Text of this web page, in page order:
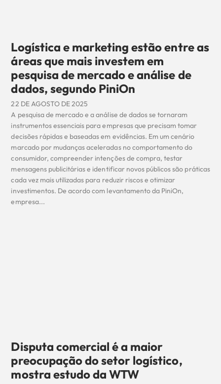
Logística e marketing estão entre as
áreas que mais investem em
pesquisa de mercado e análise de
dados, segundo PiniOn
22 DE AGOSTO DE 2025
A pesquisa de mercado e a análise de dados se tornaram
instrumentos essenciais para empresas que precisam tomar
decisões rápidas e baseadas em evidências. Em um cenário
marcado por mudanças aceleradas no comportamento do
consumidor, compreender intenções de compra, testar
mensagens publicitárias e identificar novos públicos são práticas
cada vez mais utilizadas para reduzir riscos e otimizar
investimentos. De acordo com levantamento da PiniOn,
empresa...
Disputa comercial é a maior
preocupação do setor logístico,
mostra estudo da WTW